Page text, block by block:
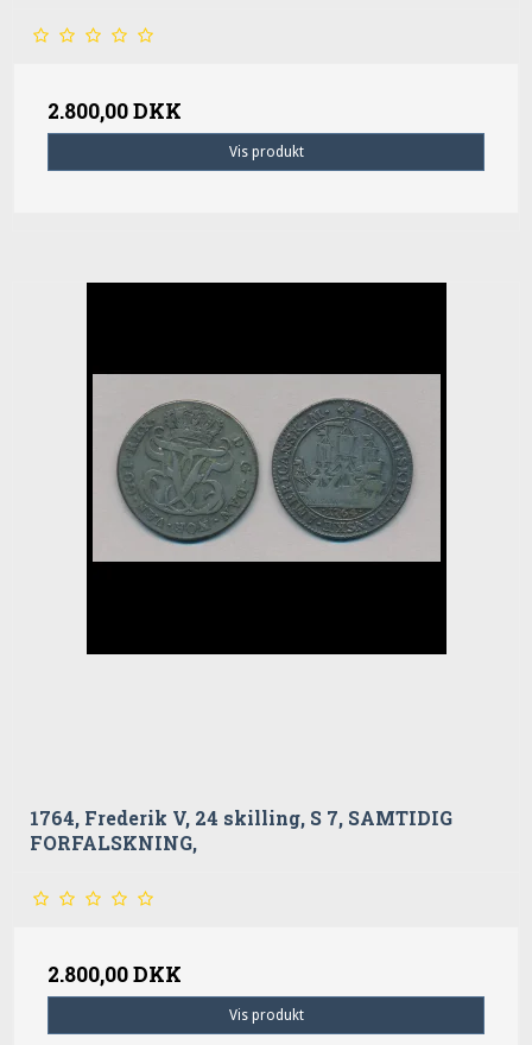
2.800,00 DKK
Vis produkt
1764, Frederik V, 24 skilling, S 7, SAMTIDIG
FORFALSKNING,
2.800,00 DKK
Vis produkt